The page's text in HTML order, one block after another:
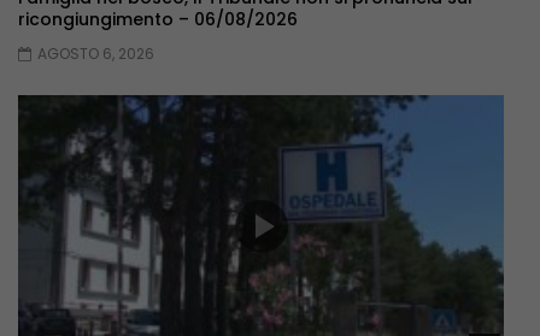
ricongiungimento – 06/08/2026
AGOSTO 6, 2026